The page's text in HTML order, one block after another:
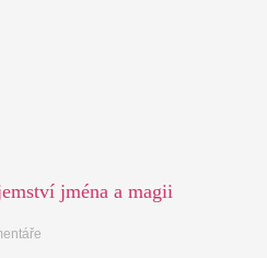
jména a magii